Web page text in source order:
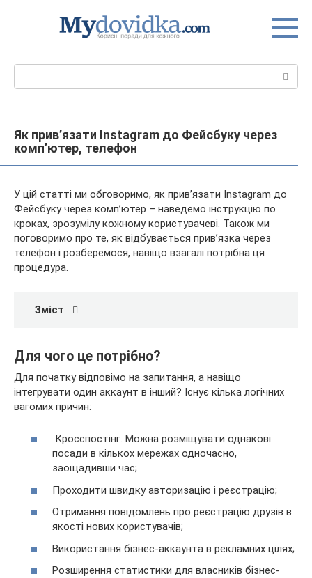
Як прив’язати Instagram до Фейсбуку через
комп’ютер, телефон
У цій статті ми обговоримо, як прив’язати Instagram до
Фейсбуку через комп’ютер – наведемо інструкцію по
кроках, зрозумілу кожному користувачеві. Також ми
поговоримо про те, як відбувається прив’язка через
телефон і розберемося, навіщо взагалі потрібна ця
процедура.
Зміст
Для чого це потрібно?
Для початку відповімо на запитання, а навіщо
інтегрувати один аккаунт в інший? Існує кілька логічних
вагомих причин:
Кросспостінг. Можна розміщувати однакові
посади в кількох мережах одночасно,
заощадивши час;
Проходити швидку авторизацію і реєстрацію;
Отримання повідомлень про реєстрацію друзів в
якості нових користувачів;
Використання бізнес-аккаунта в рекламних цілях;
Розширення статистики для власників бізнес-